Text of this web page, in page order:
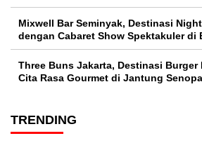
Mixwell Bar Seminyak, Destinasi
dengan Cabaret Show Spektakuler di
Three Buns Jakarta, Destinasi Burger
Cita Rasa Gourmet di Jantung
TRENDING